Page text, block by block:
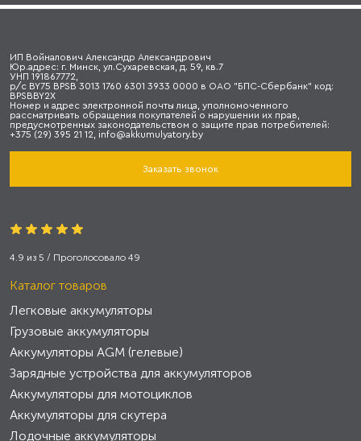
ИП Войналович Александр Александрович
Юр.адрес: г. Минск, ул.Сухаревская, д. 59, кв.7
УНП 191867772,
р/с BY75 BPSB 3013 1760 6301 3933 0000 в ОАО "БПС-Сбербанк" код:
BPSBBY2X
Номер и адрес электронной почты лица, уполномоченного
рассматривать обращения покупателей о нарушении их прав,
предусмотренных законодательством о защите прав потребителей:
+375 (29) 395 21 12, info@akkumulyatory.by
Заказать звонок
4.9 из 5 / Проголосовало 49
Каталог товаров
Легковые аккумуляторы
Грузовые аккумуляторы
Аккумуляторы AGM (гелевые)
Зарядные устройства для аккумуляторов
Аккумуляторы для мотоциклов
Аккумуляторы для скутера
Лодочные аккумуляторы